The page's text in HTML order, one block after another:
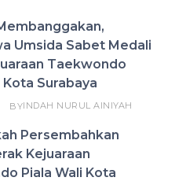
Umsida Sabet Medali
Taekwondo
Kota Surabaya
BYINDAH NURUL AINIYAH
Persembahkan
Kejuaraan
Piala Wali Kota